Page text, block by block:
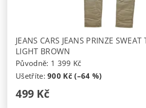
JEANS CARS JEANS PRINZE
LIGHT BROWN
Původně: 1 399 Kč
Ušetříte:900 Kč (–64 %)
499 Kč